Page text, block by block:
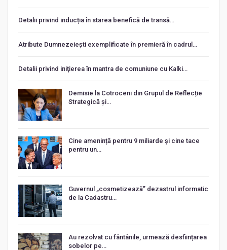
Detalii privind inducția în starea benefică de transă…
Atribute Dumnezeiești exemplificate în premieră în cadrul…
Detalii privind iniţierea în mantra de comuniune cu Kalki…
Demisie la Cotroceni din Grupul de Reflecție
Strategică și…
Cine amenință pentru 9 miliarde și cine tace
pentru un…
Guvernul „cosmetizează” dezastrul informatic
de la Cadastru…
Au rezolvat cu fântânile, urmează desființarea
sobelor pe…